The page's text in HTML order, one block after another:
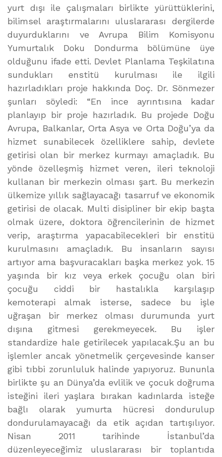
yurt dışı ile çalışmaları birlikte yürüttüklerini,
bilimsel araştırmalarını uluslararası dergilerde
duyurduklarını ve Avrupa Bilim Komisyonu
Yumurtalık Doku Dondurma bölümüne üye
olduğunu ifade etti. Devlet Planlama Teşkilatına
sundukları enstitü kurulması ile ilgili
hazırladıkları proje hakkında Doç. Dr. Sönmezer
şunları söyledi: “En ince ayrıntısına kadar
planlayıp bir proje hazırladık. Bu projede Doğu
Avrupa, Balkanlar, Orta Asya ve Orta Doğu’ya da
hizmet sunabilecek özelliklere sahip, devlete
getirisi olan bir merkez kurmayı amaçladık. Bu
yönde özelleşmiş hizmet veren, ileri teknoloji
kullanan bir merkezin olması şart. Bu merkezin
ülkemize yıllık sağlayacağı tasarruf ve ekonomik
getirisi de olacak. Multi disipliner bir ekip başta
olmak üzere, doktora öğrencilerinin de hizmet
verip, araştırma yapacabilecekleri bir enstitü
kurulmasını amaçladık. Bu insanların sayısı
artıyor ama başvuracakları başka merkez yok. 15
yaşında bir kız veya erkek çocuğu olan biri
çocuğu ciddi bir hastalıkla karşılaşıp
kemoterapi almak isterse, sadece bu işle
uğraşan bir merkez olması durumunda yurt
dışına gitmesi gerekmeyecek. Bu işler
standardize hale getirilecek yapılacak.Şu an bu
işlemler ancak yönetmelik çerçevesinde kanser
gibi tıbbi zorunluluk halinde yapıyoruz. Bununla
birlikte şu an Dünya’da evlilik ve çocuk doğruma
isteğini ileri yaşlara bırakan kadınlarda isteğe
bağlı olarak yumurta hücresi dondurulup
dondurulamayacağı da etik açıdan tartışılıyor.
Nisan 2011 tarihinde İstanbul’da
düzenleyeceğimiz uluslararası bir toplantıda